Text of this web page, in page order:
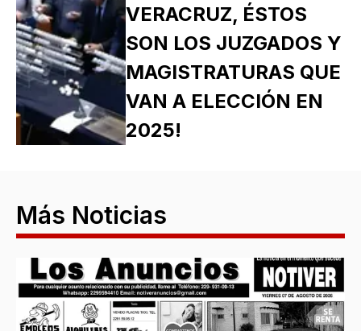
VERACRUZ, ÉSTOS
SON LOS JUZGADOS Y
MAGISTRATURAS QUE
VAN A ELECCIÓN EN
2025!
Más Noticias